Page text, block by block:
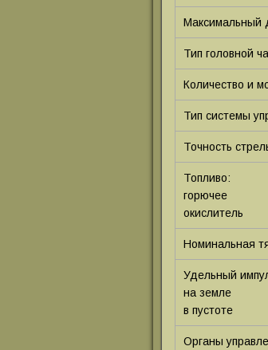
Максимальный
Тип головной
Количество и
Тип системы
Точность
Топливо:
горючее
окислитель
Номинальная
Удельный
на земле
в пустоте
Органы